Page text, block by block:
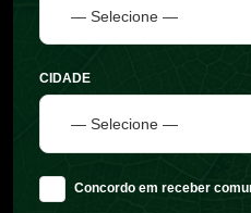
CIDADE
Concordo em receber